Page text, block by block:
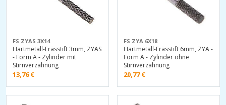
FS ZYAS 3X14
Hartmetall-Frässtift 3mm, ZYAS
- Form A - Zylinder mit
Stirnverzahnung
13,76€
FS ZYA 6X18
Hartmetall-Frässtift 6mm, ZYA -
Form A - Zylinder ohne
Stirnverzahnung
20,77€